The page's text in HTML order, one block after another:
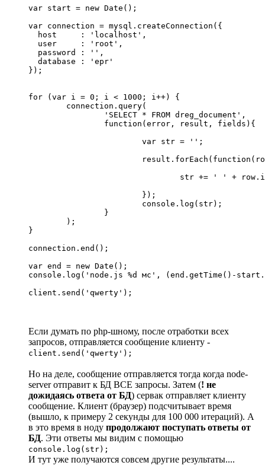
var start = new Date();
var connection = mysql.createConnection({
  host     : 'localhost',
  user     : 'root',
  password : '',
  database : 'epr'
});
for (var i = 0; i < 1000; i++) {
}
connection.end();
var end = new Date();
console.log('node.js %d мс', (end.getTime()-
client.send('qwerty');
Если думать по php-шному, после отработки всех
запросов, отправляется сообщение клиенту -
client.send('qwerty');
Но на деле, сообщение отправляется тогда когда node-
server отправит к БД ВСЕ запросы. Затем (! не
дожидаясь ответа от БД) сервак отправляет клиенту
сообщение. Клиент (браузер) подсчитывает время
(вышло, к примеру 2 секунды для 100 000 итераций). А
в это время в ноду продолжают поступать ответы от
БД. Эти ответы мы видим с помощью
console.log(str);
И тут уже получаются совсем другие результаты....